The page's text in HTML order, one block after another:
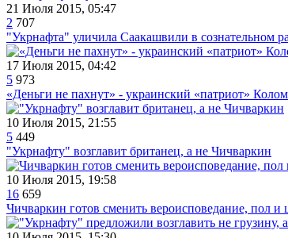
21 Июля 2015, 05:47
2 707
"Укрнафта" уличила Саакашвили в сознательном
17 Июля 2015, 04:42
5 973
«Деньги не пахнут» - украинский «патриот»
10 Июля 2015, 21:55
5 449
"Укрнафту" возглавит британец, а не Чичваркин
10 Июля 2015, 19:58
16 659
Чичваркин готов сменить вероисповедание, пол и